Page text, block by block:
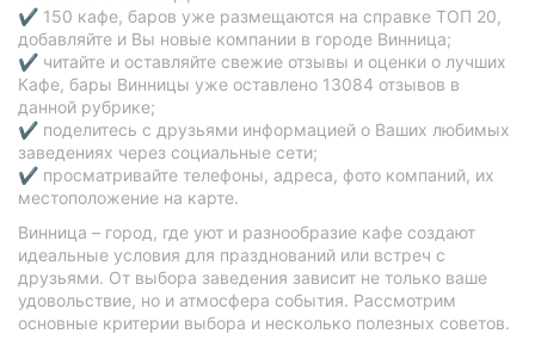
✔ 150 кафе, баров уже размещаются на справке ТОП 20,
добавляйте и Вы новые компании в городе Винница;
✔ читайте и оставляйте свежие отзывы и оценки о лучших
Кафе, бары Винницы уже оставлено 13084 отзывов в
данной рубрике;
✔ поделитесь с друзьями информацией о Ваших любимых
заведениях через социальные сети;
✔ просматривайте телефоны, адреса, фото компаний, их
местоположение на карте.
Винница – город, где уют и разнообразие кафе создают
идеальные условия для празднований или встреч с
друзьями. От выбора заведения зависит не только ваше
удовольствие, но и атмосфера события. Рассмотрим
основные критерии выбора и несколько полезных советов.